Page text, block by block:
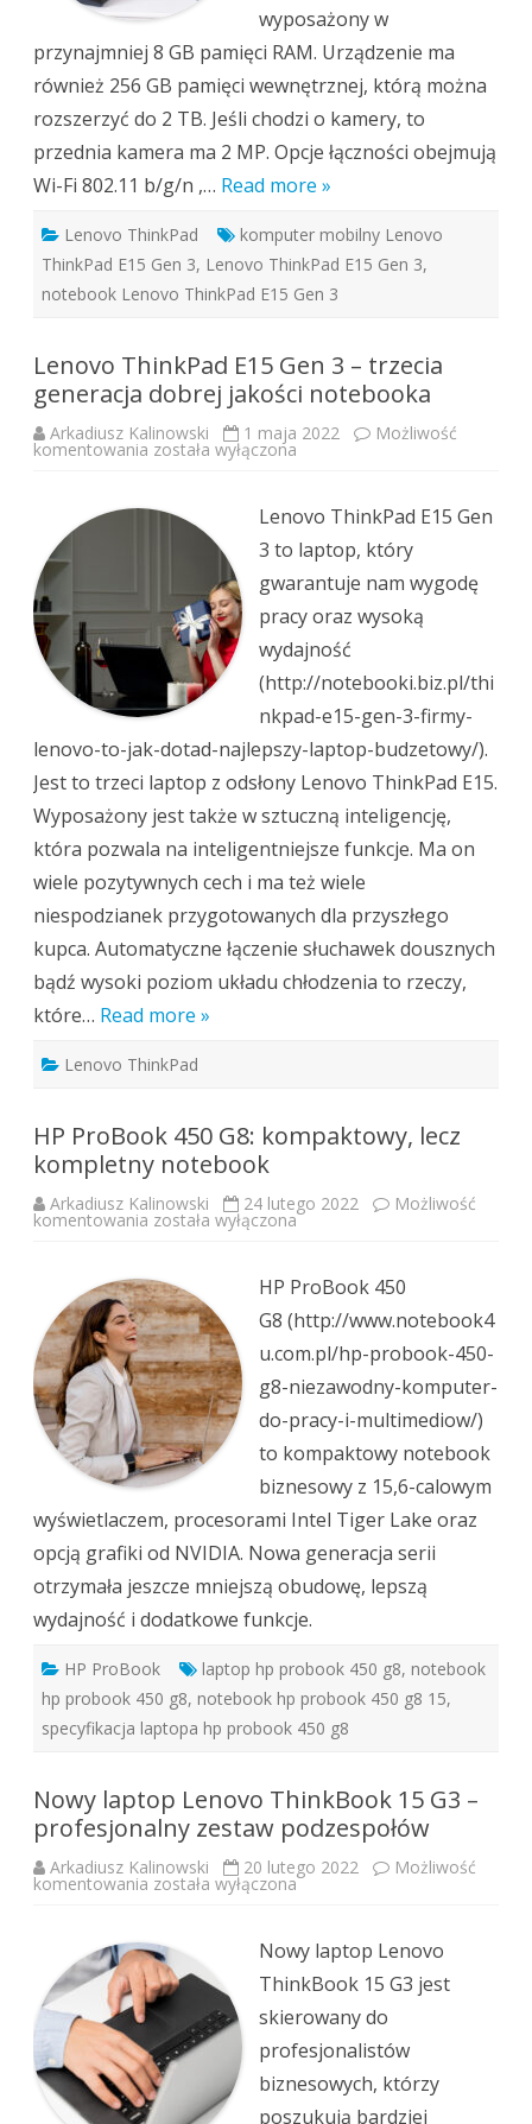
wyposażony w
przynajmniej 8 GB pamięci RAM. Urządzenie ma
również 256 GB pamięci wewnętrznej, którą można
rozszerzyć do 2 TB. Jeśli chodzi o kamery, to
przednia kamera ma 2 MP. Opcje łączności obejmują
Wi-Fi 802.11 b/g/n ,… Read more »
Lenovo ThinkPad
komputer mobilny Lenovo
ThinkPad E15 Gen 3, Lenovo ThinkPad E15 Gen 3,
notebook Lenovo ThinkPad E15 Gen 3
Lenovo ThinkPad E15 Gen 3 – trzecia
generacja dobrej jakości notebooka
Arkadiusz Kalinowski 1 maja 2022 Możliwość
komentowania Lenovo
3
generacja
jakości
notebooka
została wyłączona
Lenovo ThinkPad E15 Gen
3 to laptop, który
gwarantuje nam wygodę
pracy oraz wysoką
wydajność
(http://notebooki.biz.pl/thi
nkpad-e15-gen-3-firmy-
lenovo-to-jak-dotad-najlepszy-laptop-budzetowy/).
Jest to trzeci laptop z odsłony Lenovo ThinkPad E15.
Wyposażony jest także w sztuczną inteligencję,
która pozwala na inteligentniejsze funkcje. Ma on
wiele pozytywnych cech i ma też wiele
niespodzianek przygotowanych dla przyszłego
kupca. Automatyczne łączenie słuchawek dousznych
bądź wysoki poziom układu chłodzenia to rzeczy,
które… Read more »
Lenovo ThinkPad
HP ProBook 450 G8: kompaktowy, lecz
kompletny notebook
Arkadiusz Kalinowski 24 lutego 2022 Możliwość
komentowania HP
kompaktowy,
lecz
kompletny
notebook
została wyłączona
HP ProBook 450
G8 (http://www.notebook4
u.com.pl/hp-probook-450-
g8-niezawodny-komputer-
do-pracy-i-multimediow/)
to kompaktowy notebook
biznesowy z 15,6-calowym
wyświetlaczem, procesorami Intel Tiger Lake oraz
opcją grafiki od NVIDIA. Nowa generacja serii
otrzymała jeszcze mniejszą obudowę, lepszą
wydajność i dodatkowe funkcje.
HP ProBook laptop hp probook 450 g8, notebook
hp probook 450 g8, notebook hp probook 450 g8 15,
specyfikacja laptopa hp probook 450 g8
Nowy laptop Lenovo ThinkBook 15 G3 –
profesjonalny zestaw podzespołów
Arkadiusz Kalinowski 20 lutego 2022 Możliwość
komentowania Nowy
15
G3
–
profesjonalny
zestaw
podzespołów
została wyłączona
Nowy laptop Lenovo
ThinkBook 15 G3 jest
skierowany do
profesjonalistów
biznesowych, którzy
poszukują bardziej